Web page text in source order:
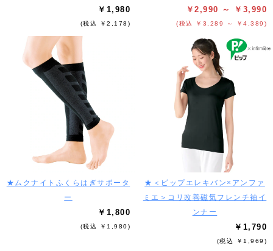
￥1,980
(税込 ￥2,178)
￥2,990 ～ ￥3,990
(税込 ￥3,289 ～ ￥4,389)
★ムクナイトふくらはぎサポータ
ー
￥1,800
(税込 ￥1,980)
★＜ピップエレキバン×アンファ
ミエ＞コリ改善磁気フレンチ袖イ
ンナー
￥1,790
(税込 ￥1,969)